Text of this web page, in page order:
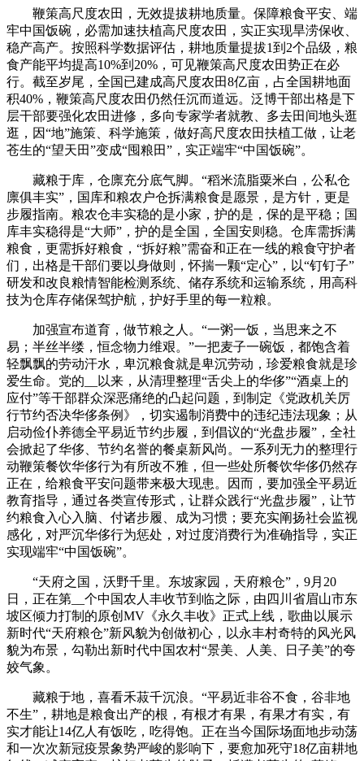
鞭策高尺度农田，无效提拔耕地质量。保障粮食平安、端
牢中国饭碗，必需加速扶植高尺度农田，实正实现旱涝保收、
稳产高产。按照科学数据评估，耕地质量提拔1到2个品级，粮
食产能平均提高10%到20%，可见鞭策高尺度农田势正在必
行。截至岁尾，全国已建成高尺度农田8亿亩，占全国耕地面
积40%，鞭策高尺度农田仍然任沉而道远。泛博干部出格是下
层干部要强化农田进修，多向专家学者就教、多去田间地头逛
逛，因“地”施策、科学施策，做好高尺度农田扶植工做，让老
苍生的“望天田”变成“囤粮田”，实正端牢“中国饭碗”。
藏粮于库，仓廪充分底气脚。“稻米流脂粟米白，公私仓
廪俱丰实”，国库和粮农户仓拆满粮食是愿景，是方针，更是
步履指南。粮农仓丰实稳的是小家，护的是，保的是平稳；国
库丰实稳得是“大师”，护的是全国，全国安则稳。仓库需拆满
粮食，更需拆好粮食，“拆好粮”需奋和正在一线的粮食守护者
们，出格是干部们要以身做则，怀揣一颗“定心”，以“钉钉子”
研发和改良粮情智能检测系统、储存系统和运输系统，用高科
技为仓库存储保驾护航，护好手里的每一粒粮。
加强宣布道育，做节粮之人。“一粥一饭，当思来之不
易；半丝半缕，恒念物力维艰。”一把麦子一碗饭，都饱含着
轻飘飘的劳动汗水，卑沉粮食就是卑沉劳动，珍爱粮食就是珍
爱生命。党的__以来，从清理整理“舌尖上的华侈”“酒桌上的
应付”等干部群众深恶痛绝的凸起问题，到制定《党政机关厉
行节约否决华侈条例》，切实遏制消费中的违纪违法现象；从
启动俭仆养德全平易近节约步履，到倡议的“光盘步履”，全社
会掀起了华侈、节约名誉的餐桌新风尚。一系列无力的整理行
动鞭策餐饮华侈行为有所改不雅，但一些处所餐饮华侈仍然存
正在，给粮食平安问题带来极大现患。因而，要加强全平易近
教育指导，通过各类宣传形式，让群众践行“光盘步履”，让节
约粮食入心入脑、付诸步履、成为习惯；要充实阐扬社会监视
感化，对严沉华侈行为惩处，对过度消费行为准确指导，实正
实现端牢“中国饭碗”。
“天府之国，沃野千里。东坡家园，天府粮仓”，9月20
日，正在第__个中国农人丰收节到临之际，由四川省眉山市东
坡区倾力打制的原创MV《永久丰收》正式上线，歌曲以展示
新时代“天府粮仓”新风貌为创做初心，以永丰村奇特的风光风
貌为布景，勾勒出新时代中国农村“景美、人美、日子美”的夸
姣气象。
藏粮于地，喜看禾菽千沉浪。“平易近非谷不食，谷非地
不生”，耕地是粮食出产的根，有根才有果，有果才有实，有
实才能让14亿人有饭吃，吃得饱。正在当今国际场面地步动荡
和一次次新冠疫景象势严峻的影响下，要愈加死守18亿亩耕地